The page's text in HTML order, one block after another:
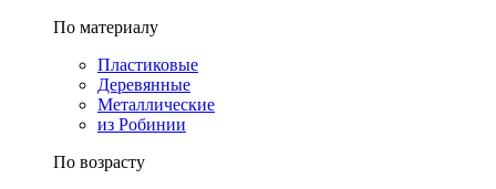
По материалу
Пластиковые
Деревянные
Металлические
из Робинии
По возрасту